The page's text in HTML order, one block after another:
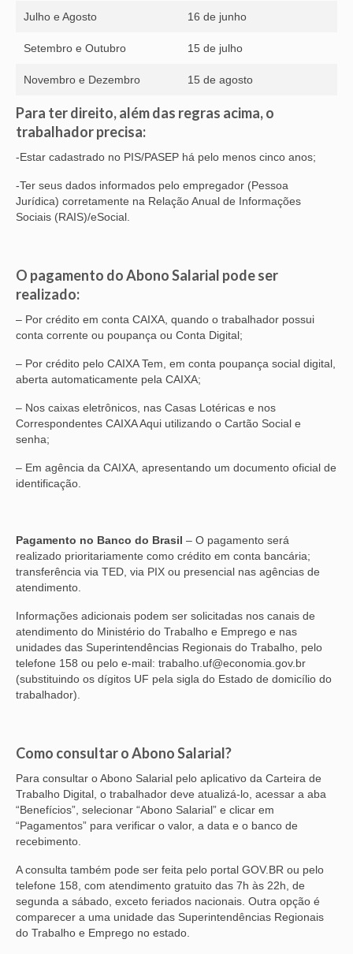
Julho e Agosto 16 de junho
Setembro e Outubro 15 de julho
Novembro e Dezembro 15 de agosto
Para ter direito, além das regras acima, o
trabalhador precisa:
-Estar cadastrado no PIS/PASEP há pelo menos cinco anos;
-Ter seus dados informados pelo empregador (Pessoa
Jurídica) corretamente na Relação Anual de Informações
Sociais (RAIS)/eSocial.
O pagamento do Abono Salarial pode ser
realizado:
– Por crédito em conta CAIXA, quando o trabalhador possui
conta corrente ou poupança ou Conta Digital;
– Por crédito pelo CAIXA Tem, em conta poupança social digital,
aberta automaticamente pela CAIXA;
– Nos caixas eletrônicos, nas Casas Lotéricas e nos
Correspondentes CAIXA Aqui utilizando o Cartão Social e
senha;
– Em agência da CAIXA, apresentando um documento oficial de
identificação.
Pagamento no Banco do Brasil – O pagamento será
realizado prioritariamente como crédito em conta bancária;
transferência via TED, via PIX ou presencial nas agências de
atendimento.
Informações adicionais podem ser solicitadas nos canais de
atendimento do Ministério do Trabalho e Emprego e nas
unidades das Superintendências Regionais do Trabalho, pelo
telefone 158 ou pelo e-mail: trabalho.uf@economia.gov.br
(substituindo os dígitos UF pela sigla do Estado de domicílio do
trabalhador).
Como consultar o Abono Salarial?
Para consultar o Abono Salarial pelo aplicativo da Carteira de
Trabalho Digital, o trabalhador deve atualizá-lo, acessar a aba
“Benefícios”, selecionar “Abono Salarial” e clicar em
“Pagamentos” para verificar o valor, a data e o banco de
recebimento.
A consulta também pode ser feita pelo portal GOV.BR ou pelo
telefone 158, com atendimento gratuito das 7h às 22h, de
segunda a sábado, exceto feriados nacionais. Outra opção é
comparecer a uma unidade das Superintendências Regionais
do Trabalho e Emprego no estado.